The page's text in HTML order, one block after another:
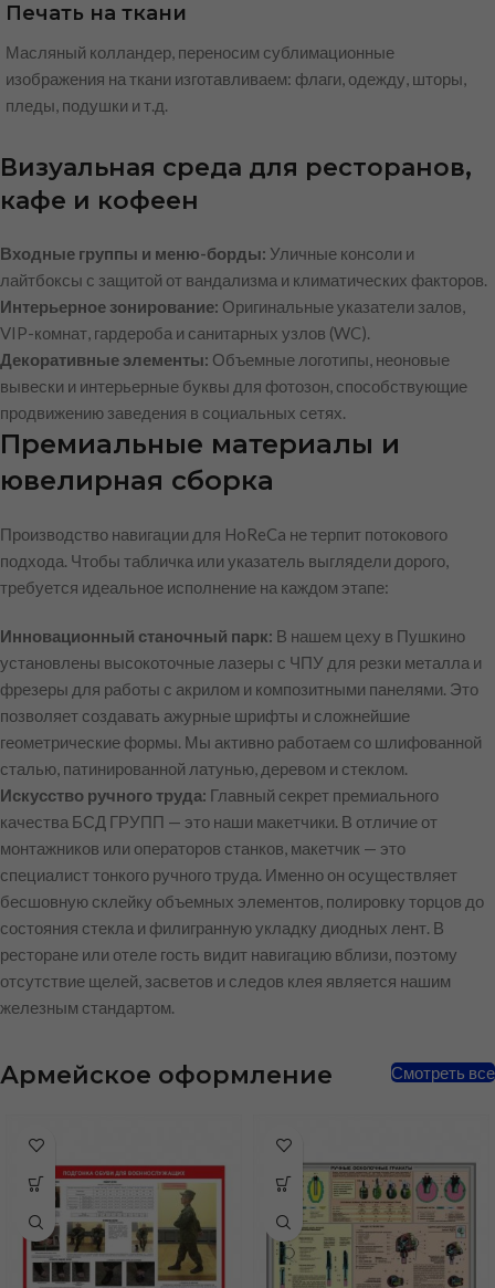
Печать на ткани
Масляный колландер, переносим сублимационные
изображения на ткани изготавливаем: флаги, одежду, шторы,
пледы, подушки и т.д.
Визуальная среда для ресторанов,
кафе и кофеен
Входные группы и меню-борды: Уличные консоли и
лайтбоксы с защитой от вандализма и климатических факторов.
Интерьерное зонирование: Оригинальные указатели залов,
VIP-комнат, гардероба и санитарных узлов (WC).
Декоративные элементы: Объемные логотипы, неоновые
вывески и интерьерные буквы для фотозон, способствующие
продвижению заведения в социальных сетях.
Премиальные материалы и
ювелирная сборка
Производство навигации для HoReCa не терпит потокового
подхода. Чтобы табличка или указатель выглядели дорого,
требуется идеальное исполнение на каждом этапе:
Инновационный станочный парк: В нашем цеху в Пушкино
установлены высокоточные лазеры с ЧПУ для резки металла и
фрезеры для работы с акрилом и композитными панелями. Это
позволяет создавать ажурные шрифты и сложнейшие
геометрические формы. Мы активно работаем со шлифованной
сталью, патинированной латунью, деревом и стеклом.
Искусство ручного труда: Главный секрет премиального
качества БСД ГРУПП — это наши макетчики. В отличие от
монтажников или операторов станков, макетчик — это
специалист тонкого ручного труда. Именно он осуществляет
бесшовную склейку объемных элементов, полировку торцов до
состояния стекла и филигранную укладку диодных лент. В
ресторане или отеле гость видит навигацию вблизи, поэтому
отсутствие щелей, засветов и следов клея является нашим
железным стандартом.
Смотреть все
Армейское оформление